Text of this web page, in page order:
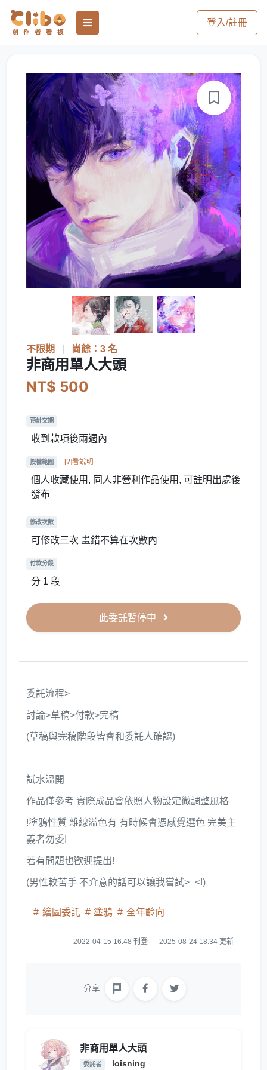
登入/註冊
不限期 尚餘：3 名
非商用單人大頭
NT$ 500
預計交期
收到款項後兩週內
授權範圍 [?]看說明
個人收藏使用, 同人非營利作品使用, 可註明出處後
發布
修改次數
可修改三次 畫錯不算在次數內
付款分段
分 1 段
此委託暫停中
委託流程>
討論>草稿>付款>完稿
(草稿與完稿階段皆會和委託人確認)
試水溫開
作品僅參考 實際成品會依照人物設定微調整風格
!塗鴉性質 雜線溢色有 有時候會憑感覺選色 完美主
義者勿委!
若有問題也歡迎提出!
(男性較苦手 不介意的話可以讓我嘗試>_<!)
繪圖委託 塗鴉 全年齡向
2022-04-15 16:48 刊登 2025-08-24 18:34 更新
分享
非商用單人大頭
委託者 loisning